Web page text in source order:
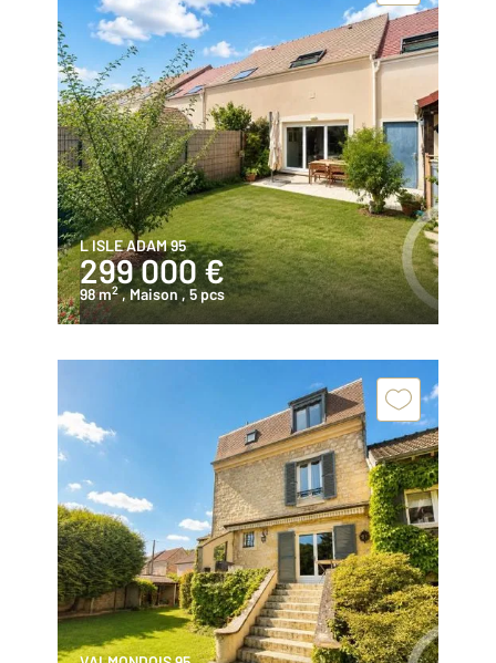
L ISLE ADAM 95
299 000 €
98 m2 , Maison, 5 pcs